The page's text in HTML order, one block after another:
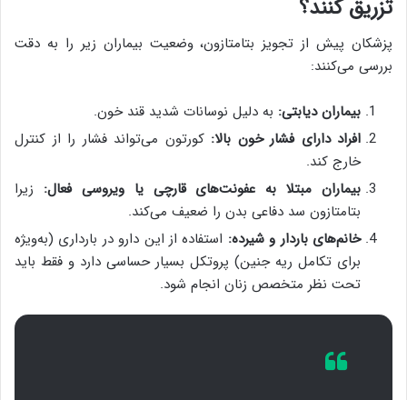
تزریق کنند؟
پزشکان پیش از تجویز بتامتازون، وضعیت بیماران زیر را به دقت
بررسی می‌کنند:
بیماران دیابتی: به دلیل نوسانات شدید قند خون.
افراد دارای فشار خون بالا: کورتون می‌تواند فشار را از کنترل
خارج کند.
بیماران مبتلا به عفونت‌های قارچی یا ویروسی فعال: زیرا
بتامتازون سد دفاعی بدن را ضعیف می‌کند.
خانم‌های باردار و شیرده: استفاده از این دارو در بارداری (به‌ویژه
برای تکامل ریه جنین) پروتکل بسیار حساسی دارد و فقط باید
تحت نظر متخصص زنان انجام شود.